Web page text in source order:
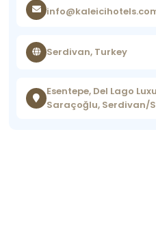
Serdivan, Turkey
Esentepe, Del Lago
Saraçoğlu, Serdivan/